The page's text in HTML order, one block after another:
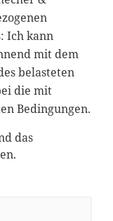
Ich kann
mit dem
belasteten
die mit
Bedingungen.
das